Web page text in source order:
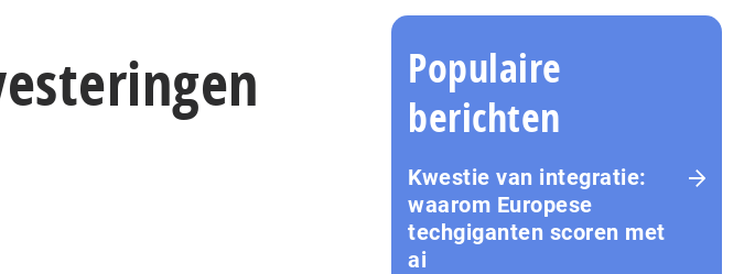
Populaire
berichten
Kwestie van integratie:
waarom Europese
techgiganten scoren met
ai